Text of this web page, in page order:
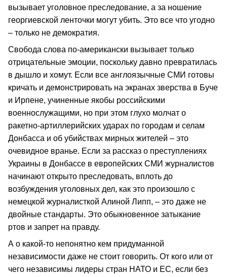
вызывает уголовное преследование, а за ношение
георгиевской ленточки могут убить. Это все что угодно
– только не демократия.
Свобода слова по-американски вызывает только
отрицательные эмоции, поскольку давно превратилась
в дышло и хомут. Если все англоязычные СМИ готовы
кричать и демонстрировать на экранах зверства в Буче
и Ирпене, учиненные якобы российскими
военнослужащими, но при этом глухо молчат о
ракетно-артиллерийских ударах по городам и селам
Донбасса и об убийствах мирных жителей – это
очевидное вранье. Если за рассказ о преступлениях
Украины в Донбассе в европейских СМИ журналистов
начинают открыто преследовать, вплоть до
возбуждения уголовных дел, как это произошло с
немецкой журналисткой Алиной Липп, – это даже не
двойные стандарты. Это обыкновенное затыкание
ртов и запрет на правду.
А о какой-то непонятно кем придуманной
независимости даже не стоит говорить. От кого или от
чего независимы лидеры стран НАТО и ЕС, если без